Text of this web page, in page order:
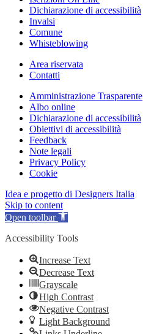
Dichiarazione di accessibilità
Invalsi
Comune
Whisteblowing
Area riservata
Contatti
Amministrazione Trasparente
Albo online
Dichiarazione di accessibilità
Obiettivi di accessibilità
Feedback
Note legali
Privacy Policy
Cookie
Idea e progetto di Designers Italia
Skip to content
Open toolbar
Accessibility Tools
Increase Text
Decrease Text
Grayscale
High Contrast
Negative Contrast
Light Background